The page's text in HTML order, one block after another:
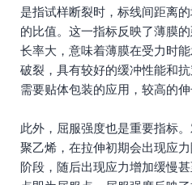
是指试样断裂时，标线间距离
的比值。这一指标反映了薄膜
长率大，意味着薄膜在受力时
破裂，具有较好的缓冲性能和
需要贴体包装的应用，较高的伸
此外，屈服强度也是重要指标
聚乙烯，在拉伸初期会出现应
阶段，随后出现应力增加缓慢